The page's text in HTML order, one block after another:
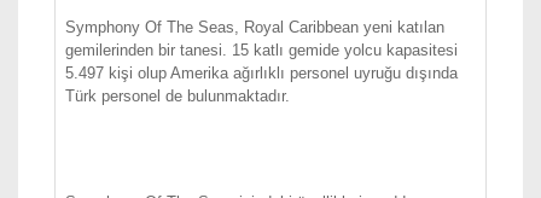
Symphony Of The Seas, Royal Caribbean yeni katılan
gemilerinden bir tanesi. 15 katlı gemide yolcu kapasitesi
5.497 kişi olup Amerika ağırlıklı personel uyruğu dışında
Türk personel de bulunmaktadır.